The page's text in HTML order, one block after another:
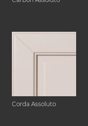
Corda Assoluto